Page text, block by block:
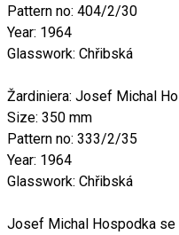
Pattern no: 404/2/30
Year: 1964
Glasswork: Chřibská
Žardiniera: Josef Michal
Size: 350 mm
Pattern no: 333/2/35
Year: 1964
Glasswork: Chřibská
Josef Michal Hospodka se